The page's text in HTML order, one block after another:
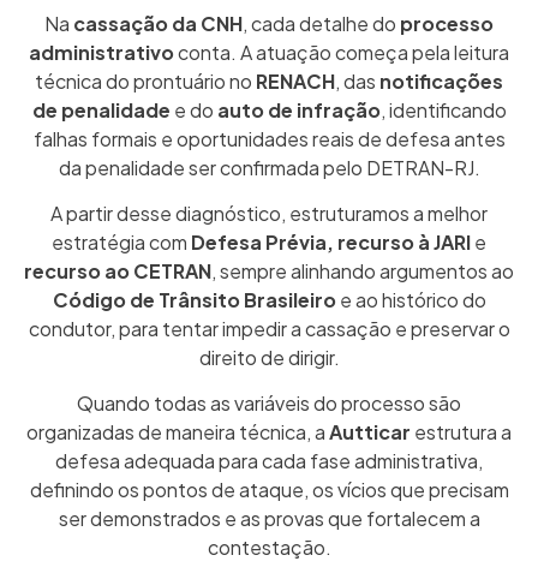
Na cassação da CNH, cada detalhe do processo
administrativoconta. A atuação começa pela leitura
técnica do prontuário no RENACH, das notificações
de penalidade e do auto de infração, identificando
falhas formais e oportunidades reais de defesa antes
da penalidade ser confirmada pelo DETRAN-RJ.
A partir desse diagnóstico, estruturamos a melhor
estratégia com Defesa Prévia, recurso à JARIe
recurso ao CETRAN, sempre alinhando argumentos ao
Código de Trânsito Brasileiroe ao histórico do
condutor, para tentar impedir a cassação e preservar o
direito de dirigir.
Quando todas as variáveis do processo são
organizadas de maneira técnica, aAutticar estrutura a
defesa adequada para cada fase administrativa,
definindo os pontos de ataque, os vícios que precisam
ser demonstrados e as provas que fortalecem a
contestação.